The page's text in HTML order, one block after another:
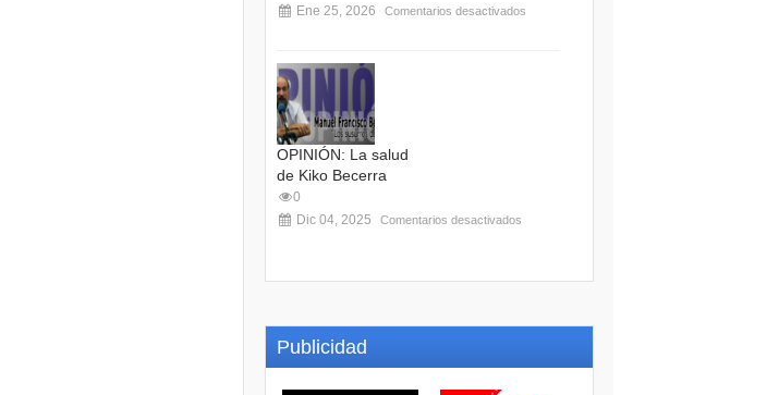
Ene 25, 2026
Comentarios desactivados
OPINIÓN: La salud
de Kiko Becerra
0
Dic 04, 2025
Comentarios desactivados
Publicidad